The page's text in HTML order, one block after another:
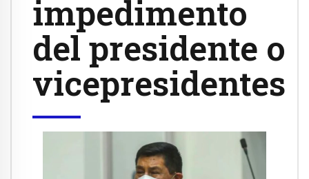
impedimento
del presidente o
vicepresidentes